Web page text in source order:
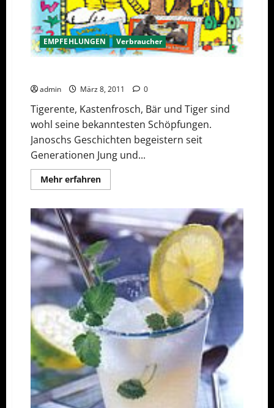
EMPFEHLUNGEN Verbraucher
admin März 8, 2011 0
Tigerente, Kastenfrosch, Bär und Tiger sind
wohl seine bekanntesten Schöpfungen.
Janoschs Geschichten begeistern seit
Generationen Jung und...
Mehr erfahrenMehr
Informationen
–
Das
Magazin“
erscheint
15.
März
2011